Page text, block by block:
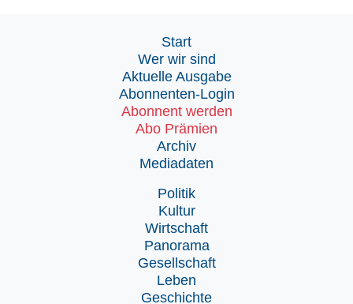
Start
Wer wir sind
Aktuelle Ausgabe
Abonnenten-Login
Abonnent werden
Abo Prämien
Archiv
Mediadaten
Politik
Kultur
Wirtschaft
Panorama
Gesellschaft
Leben
Geschichte